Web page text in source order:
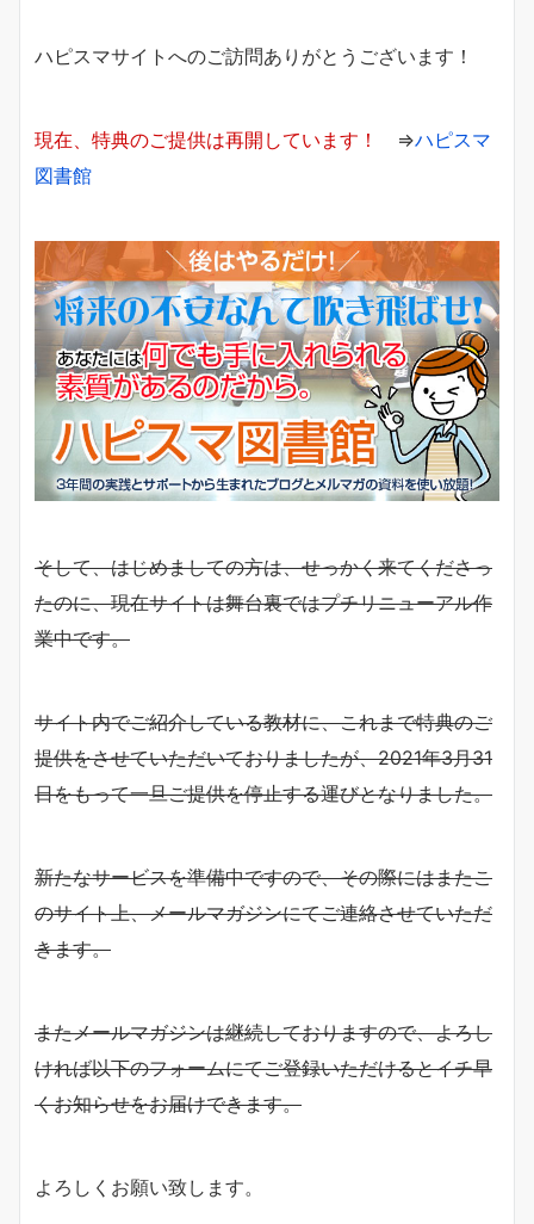
ハピスマサイトへのご訪問ありがとうございます！
現在、特典のご提供は再開しています！ ⇒ハピスマ
図書館
そして、はじめましての方は、せっかく来てくださっ
たのに、現在サイトは舞台裏ではプチリニューアル作
業中です。
サイト内でご紹介している教材に、これまで特典のご
提供をさせていただいておりましたが、2021年3月31
日をもって一旦ご提供を停止する運びとなりました。
新たなサービスを準備中ですので、その際にはまたこ
のサイト上、メールマガジンにてご連絡させていただ
きます。
またメールマガジンは継続しておりますので、よろし
ければ以下のフォームにてご登録いただけるとイチ早
くお知らせをお届けできます。
よろしくお願い致します。